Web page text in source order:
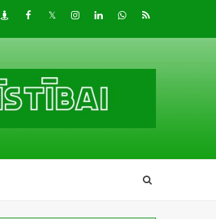
DraugiemFacebook
TwitterInstagram
LinkedInwhatsapp
RSS